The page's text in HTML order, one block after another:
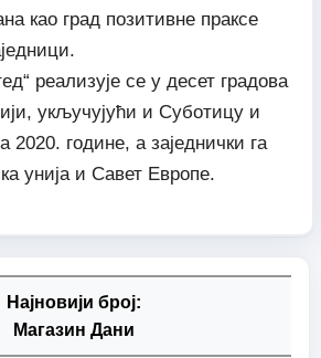
као град позитивне праксе
реализује се у десет градова
укључујући и Суботицу и
2020. године, а заједнички га
унија и Савет Европе.
Најновији број:
Магазин Дани